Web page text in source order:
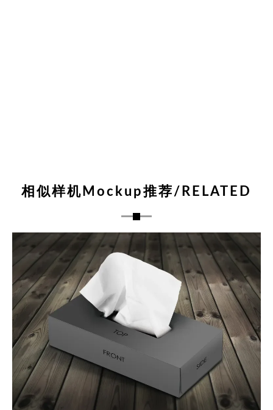
相似样机Mockup推荐/RELATED